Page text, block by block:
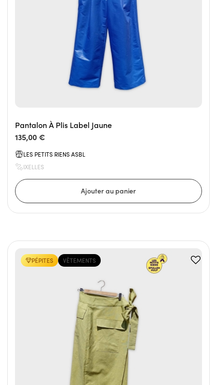
Pantalon À Plis Label Jaune
135,00 €
LES PETITS RIENS ASBL
IXELLES
VÊTEMENTS
PÉPITES